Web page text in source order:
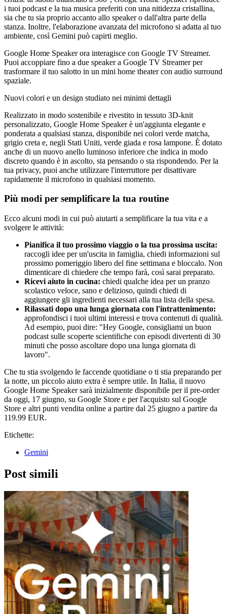
i tuoi podcast e la tua musica preferiti con una nitidezza cristallina,
sia che tu sia proprio accanto allo speaker o dall'altra parte della
stanza. Inoltre, l'elaborazione avanzata del microfono si adatta al tuo
ambiente, così Gemini può capirti meglio.
Google Home Speaker ora interagisce con Google TV Streamer.
Puoi accoppiare fino a due speaker a Google TV Streamer per
trasformare il tuo salotto in un mini home theater con audio surround
spaziale.
Nuovi colori e un design studiato nei minimi dettagli
Realizzato in modo sostenibile e rivestito in tessuto 3D-knit
personalizzato, Google Home Speaker è un'aggiunta elegante e
ponderata a qualsiasi stanza, disponibile nei colori verde matcha,
grigio creta e, negli Stati Uniti, verde giada e rosa lampone. È dotato
anche di un nuovo anello luminoso inferiore che indica in modo
discreto quando è in ascolto, sta pensando o sta rispondendo. Per la
tua privacy, puoi anche utilizzare l'interruttore per disattivare
rapidamente il microfono in qualsiasi momento.
Più modi per semplificare la tua routine
Ecco alcuni modi in cui può aiutarti a semplificare la tua vita e a
svolgere le attività:
Pianifica il tuo prossimo viaggio o la tua prossima uscita:
raccogli idee per un'uscita in famiglia, chiedi informazioni sul
prossimo pomeriggio libero del fine settimana e bloccalo. Non
dimenticare di chiedere che tempo farà, così sarai preparato.
Ricevi aiuto in cucina: chiedi qualche idea per un pranzo
scolastico veloce, sano e delizioso, quindi chiedi di
aggiungere gli ingredienti necessari alla tua lista della spesa.
Rilassati dopo una lunga giornata con l'intrattenimento:
approfondisci i tuoi ultimi interessi e trova contenuti di qualità.
Ad esempio, puoi dire: "Hey Google, consigliami un buon
podcast sulle scoperte scientifiche con episodi divertenti di 30
minuti che posso ascoltare dopo una lunga giornata di
lavoro".
Che tu stia svolgendo le faccende quotidiane o ti stia preparando per
la notte, un piccolo aiuto extra è sempre utile. In Italia, il nuovo
Google Home Speaker sarà inizialmente disponibile per il pre-order
da oggi, 17 giugno, su Google Store e per l'acquisto sul Google
Store e altri punti vendita online a partire dal 25 giugno a partire da
119.99 EUR.
Etichette:
Gemini
Post simili